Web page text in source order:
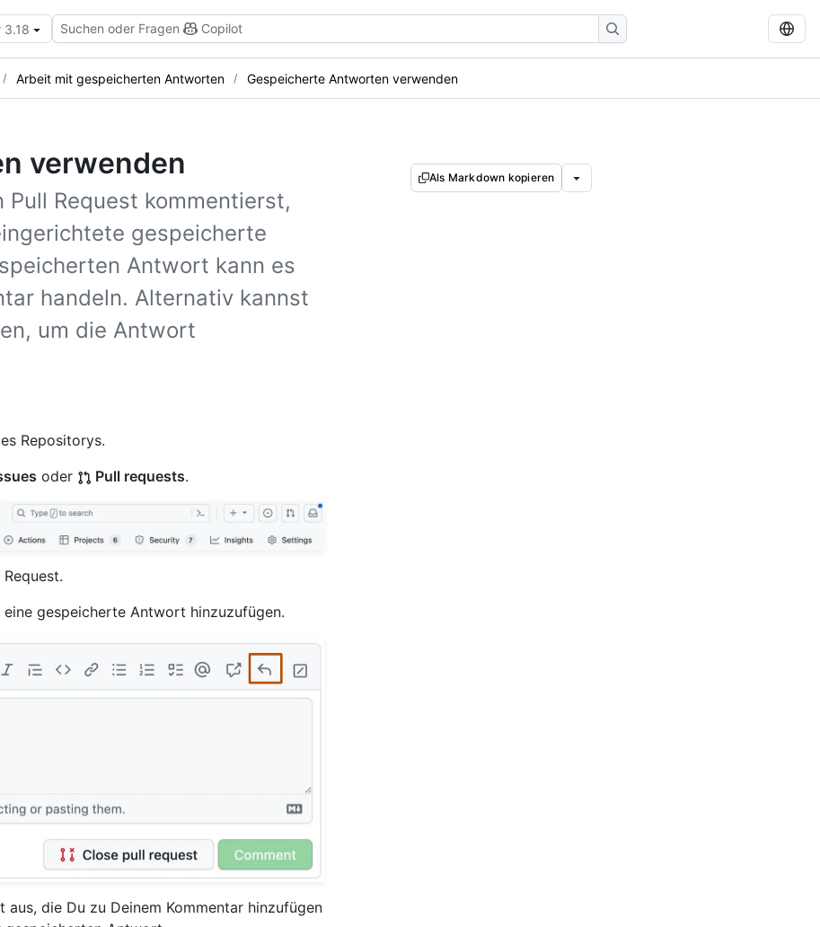
3.18 Suchen oder Fragen Copilot
Arbeit mit gespeicherten Antworten Gespeicherte Antworten verwenden
verwenden
Request kommentierst,
gespeicherte
Antwort kann es
handeln. Alternativ kannst
um die Antwort
Als Markdown kopieren
Repositorys.
oder Pull requests.
eine gespeicherte Antwort hinzuzufügen.
die Du zu Deinem Kommentar hinzufügen